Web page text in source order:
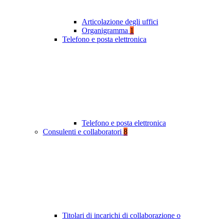
Articolazione degli uffici
Organigramma 1
Telefono e posta elettronica
Telefono e posta elettronica
Consulenti e collaboratori 8
Titolari di incarichi di collaborazione o